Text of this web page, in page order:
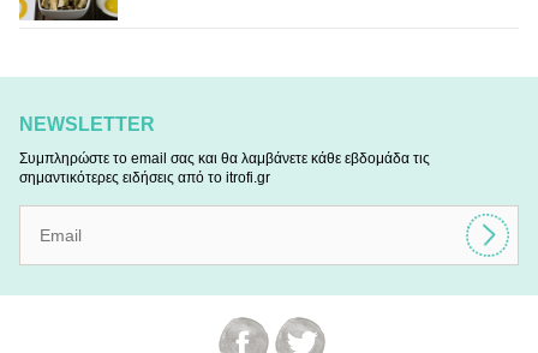
NEWSLETTER
Συμπληρώστε το email σας και θα λαμβάνετε κάθε εβδομάδα τις
σημαντικότερες ειδήσεις από το itrofi.gr